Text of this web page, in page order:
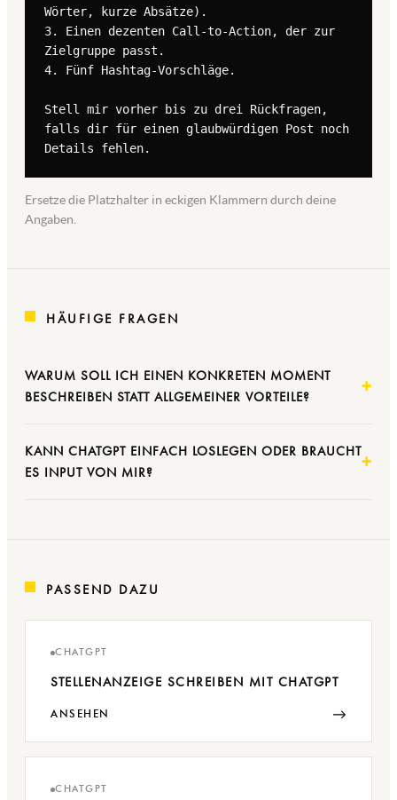
Wörter, kurze Absätze).
3. Einen dezenten Call-to-Action, der zur
Zielgruppe passt.
4. Fünf Hashtag-Vorschläge.
Stell mir vorher bis zu drei Rückfragen,
falls dir für einen glaubwürdigen Post noch
Details fehlen.
Ersetze die Platzhalter in eckigen Klammern durch deine
Angaben.
HÄUFIGE FRAGEN
WARUM SOLL ICH EINEN KONKRETEN MOMENT
BESCHREIBEN STATT ALLGEMEINER VORTEILE?
KANN CHATGPT EINFACH LOSLEGEN ODER BRAUCHT
ES INPUT VON MIR?
PASSEND DAZU
CHATGPT
STELLENANZEIGE SCHREIBEN MIT CHATGPT
ANSEHEN →
CHATGPT